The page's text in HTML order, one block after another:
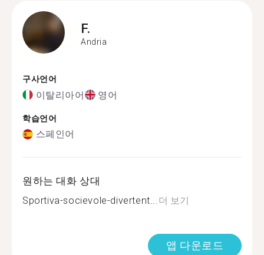
F.
Andria
구사언어
이탈리아어 영어
학습언어
스페인어
원하는 대화 상대
Sportiva-socievole-divertent...더 보기
앱 다운로드